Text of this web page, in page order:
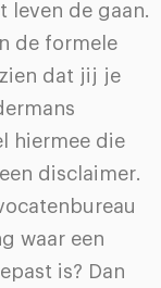
leven de gaan.
de formele
dat jij je
hiermee die
disclaimer.
waar een
is? Dan